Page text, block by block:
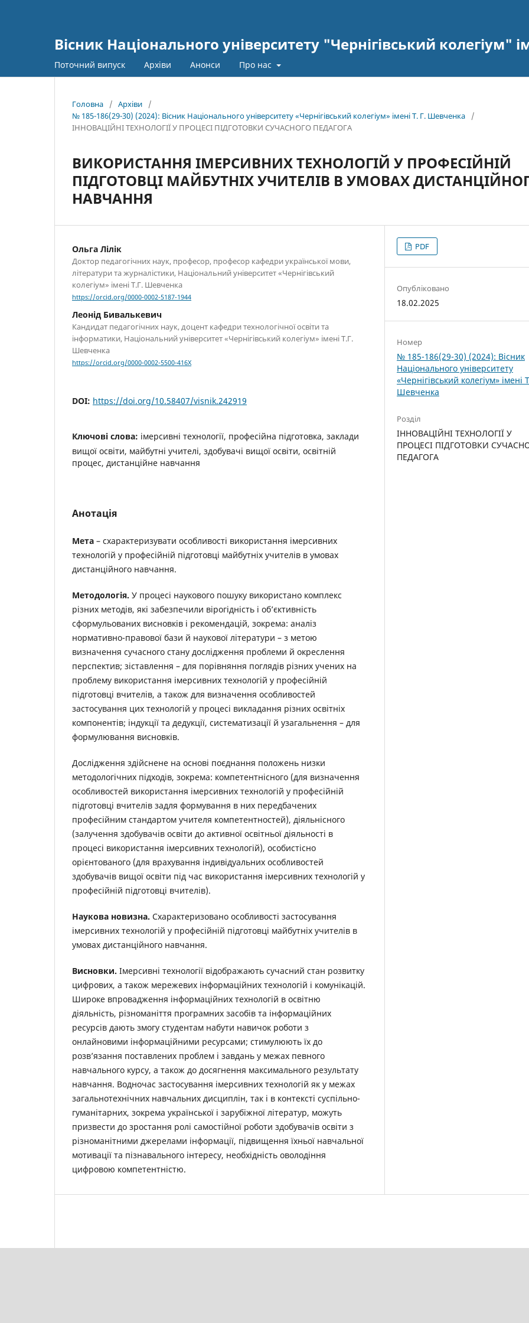
Вісник Національного університету "Чернігівський колегіум"
Поточний випуск Архіви Анонси Про нас
Головна / Архіви
/
№ 185-186(29-30) (2024): Вісник Національного університету «Чернігівський колегіум» імені Т. Г. Шевченка
/
ІННОВАЦІЙНІ ТЕХНОЛОГІЇ У ПРОЦЕСІ ПІДГОТОВКИ СУЧАСНОГО ПЕДАГОГА
ВИКОРИСТАННЯ ІМЕРСИВНИХ ТЕХНОЛОГІЙ У ПРОФЕСІЙНІЙ
ПІДГОТОВЦІ МАЙБУТНІХ УЧИТЕЛІВ В УМОВАХ
НАВЧАННЯ
Ольга Лілік
Доктор педагогічних наук, професор, професор кафедри української мови,
літератури та журналістики, Національний університет «Чернігівський
колегіум» імені Т.Г. Шевченка
https://orcid.org/0000-0002-5187-1944
Леонід Бивалькевич
Кандидат педагогічних наук, доцент кафедри технологічної освіти та
інформатики, Національний університет «Чернігівський колегіум» імені Т.Г.
Шевченка
https://orcid.org/0000-0002-5500-416X
DOI: https://doi.org/10.58407/visnik.242919
Ключові слова: імерсивні технології, професійна підготовка, заклади
вищої освіти, майбутні учителі, здобувачі вищої освіти, освітній
процес, дистанційне навчання
Анотація
Мета – схарактеризувати особливості використання імерсивних
технологій у професійній підготовці майбутніх учителів в умовах
дистанційного навчання.
Методологія. У процесі наукового пошуку використано комплекс
різних методів, які забезпечили вірогідність і об’єктивність
сформульованих висновків і рекомендацій, зокрема: аналіз
нормативно-правової бази й наукової літератури – з метою
визначення сучасного стану дослідження проблеми й окреслення
перспектив; зіставлення – для порівняння поглядів різних учених на
проблему використання імерсивних технологій у професійній
підготовці вчителів, а також для визначення особливостей
застосування цих технологій у процесі викладання різних освітніх
компонентів; індукції та дедукції, систематизації й узагальнення – для
формулювання висновків.
Дослідження здійснене на основі поєднання положень низки
методологічних підходів, зокрема: компетентнісного (для визначення
особливостей використання імерсивних технологій у професійній
підготовці вчителів задля формування в них передбачених
професійним стандартом учителя компетентностей), діяльнісного
(залучення здобувачів освіти до активної освітньої діяльності в
процесі використання імерсивних технологій), особистісно
орієнтованого (для врахування індивідуальних особливостей
здобувачів вищої освіти під час використання імерсивних технологій у
професійній підготовці вчителів).
Наукова новизна. Схарактеризовано особливості застосування
імерсивних технологій у професійній підготовці майбутніх учителів в
умовах дистанційного навчання.
Висновки. Імерсивні технології відображають сучасний стан розвитку
цифрових, а також мережевих інформаційних технологій і комунікацій.
Широке впровадження інформаційних технологій в освітню
діяльність, різноманіття програмних засобів та інформаційних
ресурсів дають змогу студентам набути навичок роботи з
онлайновими інформаційними ресурсами; стимулюють їх до
розв’язання поставлених проблем і завдань у межах певного
навчального курсу, а також до досягнення максимального результату
навчання. Водночас застосування імерсивних технологій як у межах
загальнотехнічних навчальних дисциплін, так і в контексті суспільно-
гуманітарних, зокрема української і зарубіжної літератур, можуть
призвести до зростання ролі самостійної роботи здобувачів освіти з
різноманітними джерелами інформації, підвищення їхньої навчальної
мотивації та пізнавального інтересу, необхідність оволодіння
цифровою компетентністю.
PDF
Опубліковано
18.02.2025
Номер
№ 185-186(29-30) (2024): Вісник
Національного університету
«Чернігівський колегіум» імені
Шевченка
Розділ
ІННОВАЦІЙНІ ТЕХНОЛОГІЇ У
ПРОЦЕСІ ПІДГОТОВКИ
ПЕДАГОГА